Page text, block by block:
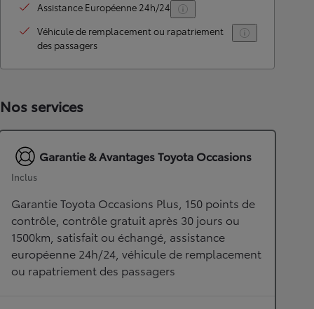
Assistance Européenne 24h/24
Véhicule de remplacement ou rapatriement
des passagers
Nos services
Garantie & Avantages Toyota Occasions
Inclus
Garantie Toyota Occasions Plus, 150 points de
contrôle, contrôle gratuit après 30 jours ou
1500km, satisfait ou échangé, assistance
européenne 24h/24, véhicule de remplacement
ou rapatriement des passagers